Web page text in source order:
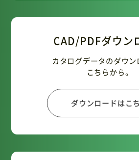
CAD/PDFダウン
カタログデータのダウン
こちらから。
ダウンロードはこ